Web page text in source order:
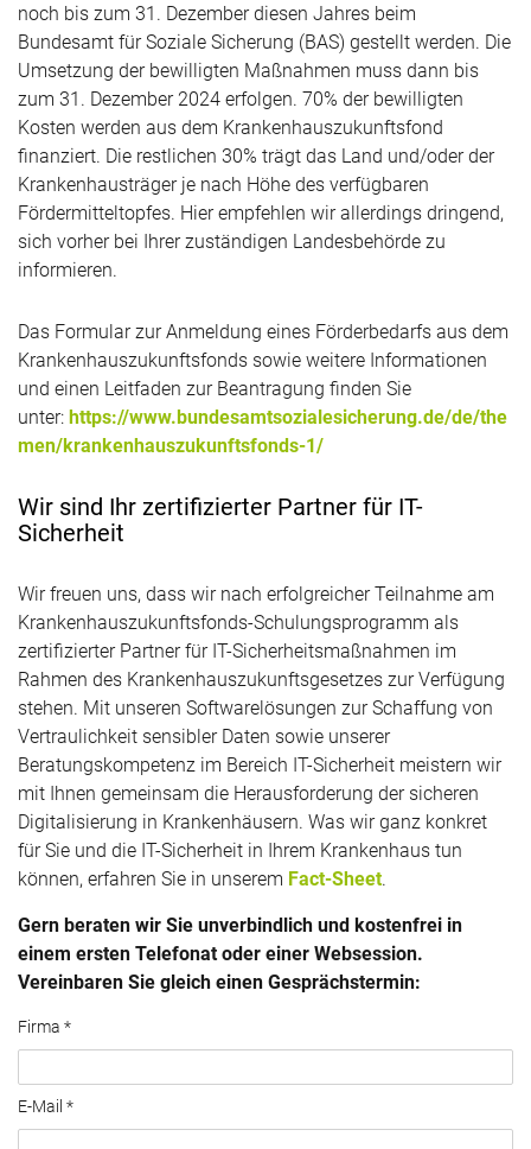
noch bis zum 31. Dezember diesen Jahres beim
Bundesamt für Soziale Sicherung (BAS) gestellt werden. Die
Umsetzung der bewilligten Maßnahmen muss dann bis
zum 31. Dezember 2024 erfolgen. 70% der bewilligten
Kosten werden aus dem Krankenhauszukunftsfond
finanziert. Die restlichen 30% trägt das Land und/oder der
Krankenhausträger je nach Höhe des verfügbaren
Fördermitteltopfes. Hier empfehlen wir allerdings dringend,
sich vorher bei Ihrer zuständigen Landesbehörde zu
informieren.
Das Formular zur Anmeldung eines Förderbedarfs aus dem
Krankenhauszukunftsfonds sowie weitere Informationen
und einen Leitfaden zur Beantragung finden Sie
unter: https://www.bundesamtsozialesicherung.de/de/the
men/krankenhauszukunftsfonds-1/
Wir sind Ihr zertifizierter Partner für IT-
Sicherheit
Wir freuen uns, dass wir nach erfolgreicher Teilnahme am
Krankenhauszukunftsfonds-Schulungsprogramm als
zertifizierter Partner für IT-Sicherheitsmaßnahmen im
Rahmen des Krankenhauszukunftsgesetzes zur Verfügung
stehen. Mit unseren Softwarelösungen zur Schaffung von
Vertraulichkeit sensibler Daten sowie unserer
Beratungskompetenz im Bereich IT-Sicherheit meistern wir
mit Ihnen gemeinsam die Herausforderung der sicheren
Digitalisierung in Krankenhäusern. Was wir ganz konkret
für Sie und die IT-Sicherheit in Ihrem Krankenhaus tun
können, erfahren Sie in unserem Fact-Sheet.
Gern beraten wir Sie unverbindlich und kostenfrei in
einem ersten Telefonat oder einer Websession.
Vereinbaren Sie gleich einen Gesprächstermin:
Firma *
E-Mail *